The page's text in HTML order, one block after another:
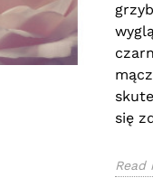
Read more
się
Read